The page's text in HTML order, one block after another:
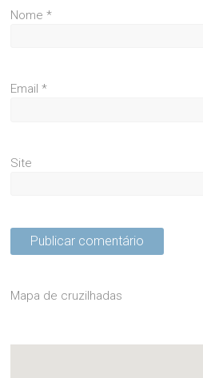
Nome*
Email*
Site
Mapa de cruzilhadas